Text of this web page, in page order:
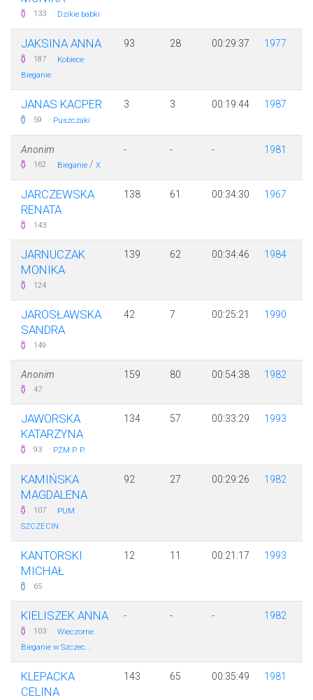
133 · Dzikie babki
JAKSINA ANNA
187 · Kobiece
Bieganie
93 28 00:29:37 1977
JANAS KACPER
59 · Puszczaki
3 3 00:19:44 1987
Anonim
162 · Bieganie / X
- - - 1981
JARCZEWSKA
RENATA
143
138 61 00:34:30 1967
JARNUCZAK
MONIKA
124
139 62 00:34:46 1984
JAROSŁAWSKA
SANDRA
149
42 7 00:25:21 1990
Anonim
47
159 80 00:54:38 1982
JAWORSKA
KATARZYNA
93 · PŻM P. P.
134 57 00:33:29 1993
KAMIŃSKA
MAGDALENA
107 · PUM
SZCZECIN
92 27 00:29:26 1982
KANTORSKI
MICHAŁ
65
12 11 00:21:17 1993
KIELISZEK ANNA
103 · Wieczorne
Bieganie w Szczec...
- - - 1982
KLEPACKA
CELINA
143 65 00:35:49 1981